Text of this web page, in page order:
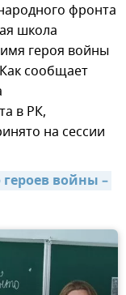
фронта
школа
героя войны
сообщает
в РК,
на сессии
войны –